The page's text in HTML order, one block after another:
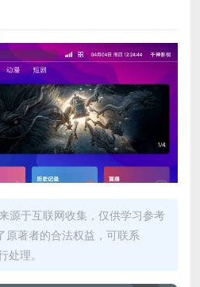
源于互联网收集，仅供学习参考
原著者的合法权益，可联系
理。